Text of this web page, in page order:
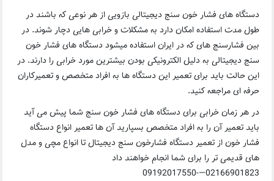
دستگاه های فشار خون سنج دیجیتالی بازویی از هر نوعی که باشند در
طول مدت استفاده امکان دارد به مشکلات و خرابی هایی دچار شوند. در
بین فشارسنج های که در ایران استفاده میشود دستگاه های فشار خون
سنج دیجیتالی به دلیل الکترونیکی بودن بیشترین مورد خرابی را دارند. در
این حالت باید برای تعمیر این دستگاه ها به افراد متخصص و تعمیرکاران
حرفه ای مراجعه کنید.
در هر زمان خرابی برای دستگاه های فشار خون سنج شما پیش می آید
باید تعمیر آن را به افراد متخصص بسپارید آن ها تعمیر انواع دستگاه
فشار خون از تعمیر دستگاه فشارخون سنج دیجیتال تا انواع مچی و مدل
های قدیمی تر را برای شما انجام خواهند داد
02166901823—-09192017550